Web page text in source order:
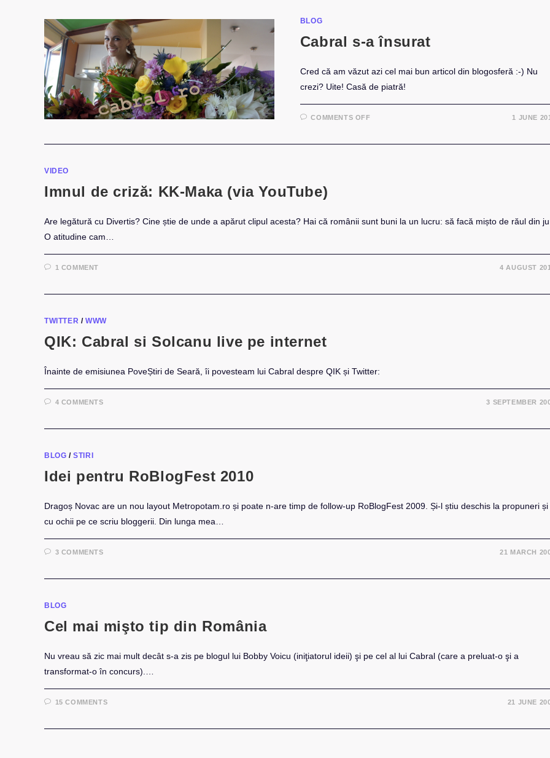
BLOG
Cabral s-a însurat
Cred că am văzut azi cel mai bun articol din blogosferă :-) Nu
crezi? Uite! Casă de piatră!
COMMENTS OFFON
1 JUNE
VIDEO
Imnul de criză: KK-Maka (via YouTube)
Are legătură cu Divertis? Cine știe de unde a apărut clipul acesta? Hai că românii sunt buni la un lucru: să facă mișto de răul din
O atitudine cam…
1 COMMENT 4 AUGUST
TWITTER /WWW
QIK: Cabral si Solcanu live pe internet
Înainte de emisiunea PoveȘtiri de Seară, îi povesteam lui Cabral despre QIK și Twitter:
4 COMMENTS 3 SEPTEMBER
BLOG /STIRI
Idei pentru RoBlogFest 2010
Dragoș Novac are un nou layout Metropotam.ro și poate n-are timp de follow-up RoBlogFest 2009. Și-l știu deschis la propuneri și
cu ochii pe ce scriu bloggerii. Din lunga mea…
3 COMMENTS 21 MARCH
BLOG
Cel mai mişto tip din România
Nu vreau să zic mai mult decât s-a zis pe blogul lui Bobby Voicu (iniţiatorul ideii) şi pe cel al lui Cabral (care a preluat-o şi a
transformat-o în concurs).…
15 COMMENTS 21 JUNE